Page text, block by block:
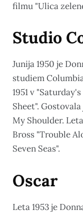
filmu "Ulica
Studio
Junija 1950 je
studiem
1951 v
Sheet".
My Shoulder.
Bross "Trouble
Seven Seas".
Oscar
Leta 1953 je